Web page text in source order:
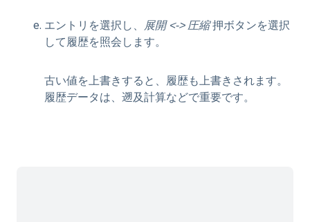
エントリを選択し、 展開 <-> 圧縮押ボタンを選択
して履歴を照会します。
古い値を上書きすると、履歴も上書きされます。
履歴データは、遡及計算などで重要です。